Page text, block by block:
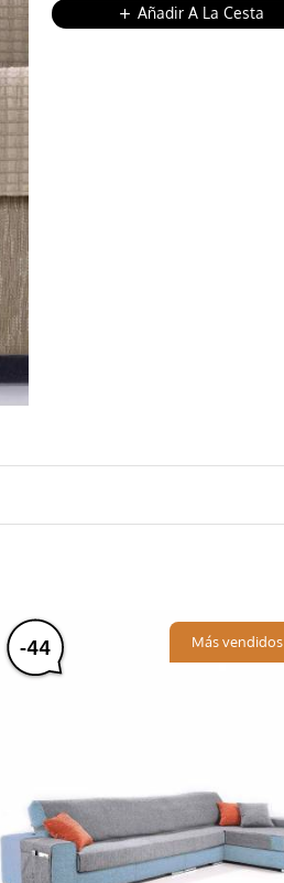
add Añadir A La Cesta
Más vendidos
-44